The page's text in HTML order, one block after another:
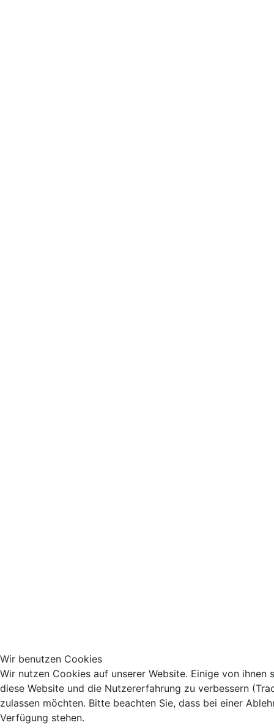
Wir benutzen Cookies
Wir nutzen Cookies auf unserer Website. Einige von
diese Website und die Nutzererfahrung zu verbessern
zulassen möchten. Bitte beachten Sie, dass bei einer
Verfügung stehen.